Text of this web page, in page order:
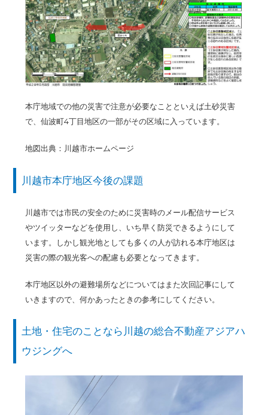
本庁地域での他の災害で注意が必要なことといえば土砂災害
で、仙波町4丁目地区の一部がその区域に入っています。
地図出典：川越市ホームページ
川越市本庁地区今後の課題
川越市では市民の安全のために災害時のメール配信サービス
やツイッターなどを使用し、いち早く防災できるようにして
います。しかし観光地としても多くの人が訪れる本庁地区は
災害の際の観光客への配慮も必要となってきます。
本庁地区以外の避難場所などについてはまた次回記事にして
いきますので、何かあったときの参考にしてください。
土地・住宅のことなら川越の総合不動産アジアハ
ウジングへ